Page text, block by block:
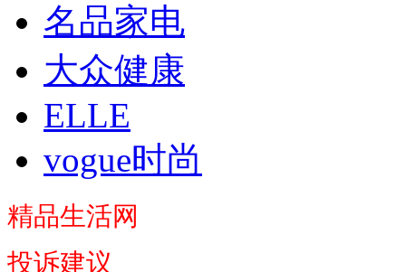
名品家电
大众健康
ELLE
vogue时尚
精品生活网
投诉建议